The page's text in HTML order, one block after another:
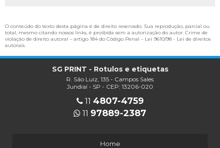
FABRICA DE ROTULOS E ETIQUETAS
FABRICANTE DE ETIQUETAS DE NYLON
IMPRESSÃO DIGITAL DE ETIQUETAS
O conteúdo do texto desta página é de direito reservado. Sua reprodução, parcial ou
total, mesmo citando nossos links, é proibida sem a autorização do autor. Crime de
violação de direito autoral – artigo 184 do Código Penal – Lei 9610/98 - Lei de direitos
autorais.
SG PRINT - Rotulos e etiquetas
R. São Luiz, 135 - Campos Sales
Jundiaí - SP - CEP: 13206-020
11 4807-4759
11 97889-2387
Home